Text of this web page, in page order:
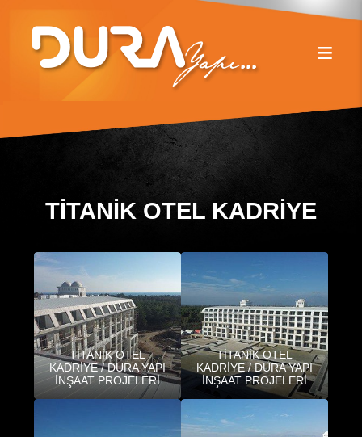
TİTANİK OTEL KADRİYE
TİTANİK OTEL
KADRİYE / DURA YAPI
İNŞAAT PROJELERİ
TİTANİK OTEL
KADRİYE / DURA YAPI
İNŞAAT PROJELERİ